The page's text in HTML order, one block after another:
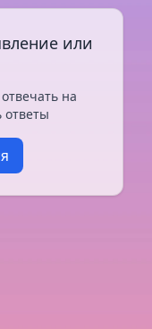
или
на
ответы